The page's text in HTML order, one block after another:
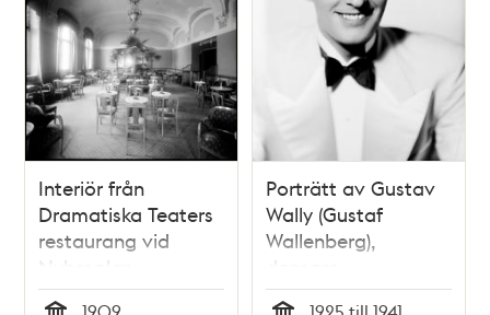
Interiör från
Dramatiska Teaters
restaurang vid
Nybroplan
Porträtt av Gustav
Wally (Gustaf
Wallenberg),
dansare,
skådespelare och